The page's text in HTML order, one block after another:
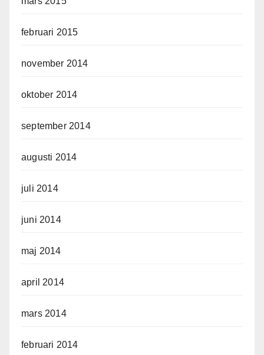
februari 2015
november 2014
oktober 2014
september 2014
augusti 2014
juli 2014
juni 2014
maj 2014
april 2014
mars 2014
februari 2014